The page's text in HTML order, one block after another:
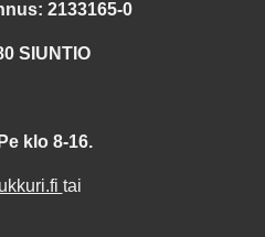
2133165-0
SIUNTIO
klo 8-16.
tai